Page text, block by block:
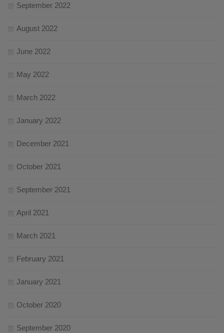
September 2022
August 2022
June 2022
May 2022
March 2022
January 2022
December 2021
October 2021
September 2021
April 2021
March 2021
February 2021
January 2021
October 2020
September 2020